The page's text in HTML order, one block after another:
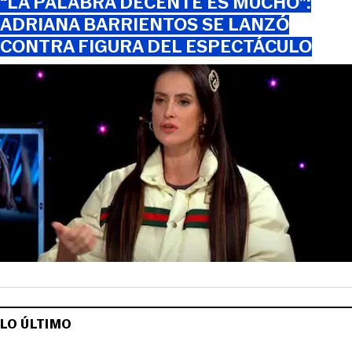
ADRIANA BARRIENTOS SE LANZÓ
CONTRA FIGURA DEL ESPECTÁCULO
LO ÚLTIMO